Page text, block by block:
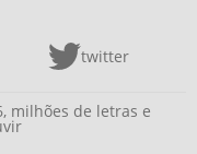
twitter
milhões de letras e